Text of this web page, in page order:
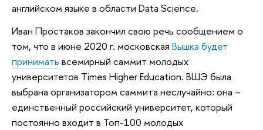
английском языке в области Data Science.
Иван Простаков закончил свою речь сообщением о
том, что в июне 2020 г. московская Вышка будет
принимать всемирный саммит молодых
университетов Times Higher Education. ВШЭ была
выбрана организатором саммита неслучайно: она –
единственный российский университет, который
постоянно входит в Топ-100 молодых